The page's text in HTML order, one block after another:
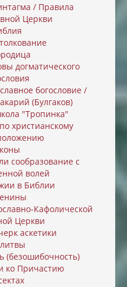
/ Правила
Церкви
догматического
богословие /
(Булгаков)
"Тропинка"
христианскому
cообразование с
волей
в Библии
Кафолической
Церкви
аскетики
(безошибочность)
ко Причастию